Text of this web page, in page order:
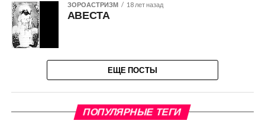
ЗОРОАСТРИЗМ 18 лет назад
АВЕСТА
ЕЩЕ ПОСТЫ
ПОПУЛЯРНЫЕ ТЕГИ